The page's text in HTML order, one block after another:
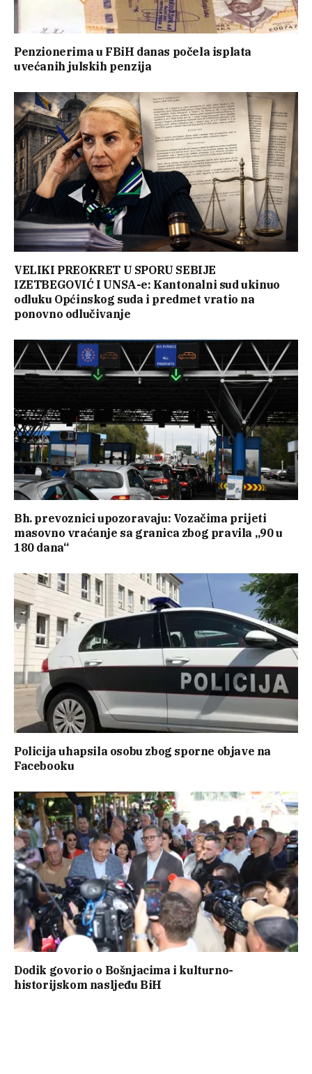
Penzionerima u FBiH danas počela isplata
uvećanih julskih penzija
VELIKI PREOKRET U SPORU SEBIJE
IZETBEGOVIĆ I UNSA-e: Kantonalni sud ukinuo
odluku Općinskog suda i predmet vratio na
ponovno odlučivanje
Bh. prevoznici upozoravaju: Vozačima prijeti
masovno vraćanje sa granica zbog pravila „90 u
180 dana“
Policija uhapsila osobu zbog sporne objave na
Facebooku
Dodik govorio o Bošnjacima i kulturno-
historijskom nasljeđu BiH